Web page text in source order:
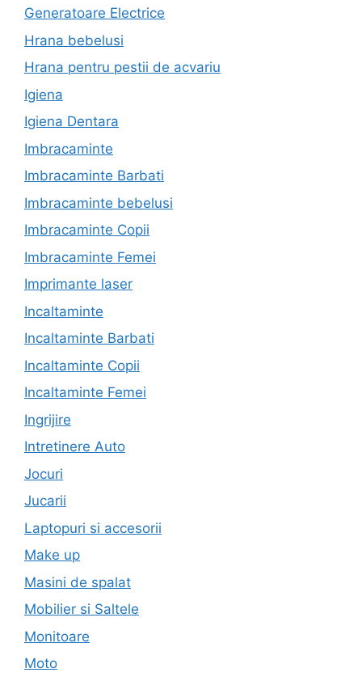
Generatoare Electrice
Hrana bebelusi
Hrana pentru pestii de acvariu
Igiena
Igiena Dentara
Imbracaminte
Imbracaminte Barbati
Imbracaminte bebelusi
Imbracaminte Copii
Imbracaminte Femei
Imprimante laser
Incaltaminte
Incaltaminte Barbati
Incaltaminte Copii
Incaltaminte Femei
Ingrijire
Intretinere Auto
Jocuri
Jucarii
Laptopuri si accesorii
Make up
Masini de spalat
Mobilier si Saltele
Monitoare
Moto